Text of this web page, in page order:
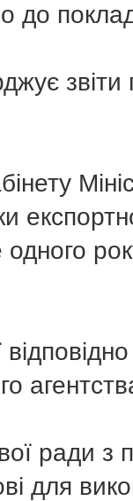
до
ради з
для